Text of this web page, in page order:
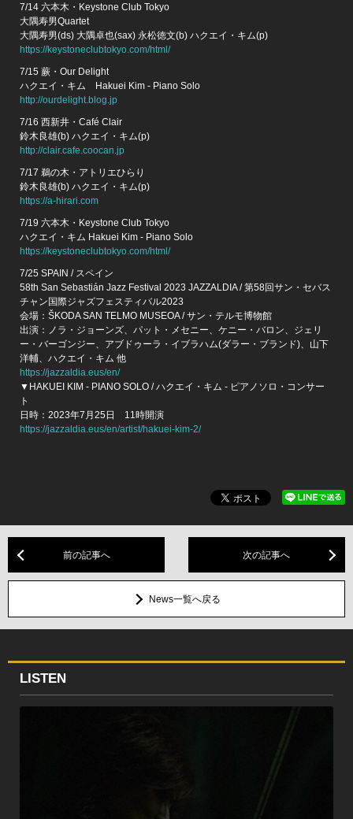
7/14 六本木・Keystone Club Tokyo
大隅寿男Quartet
大隅寿男(ds) 大隅卓也(sax) 永松徳文(b) ハクエイ・キム(p)
https://keystoneclubtokyo.com/html/
7/15 蕨・Our Delight
ハクエイ・キム Hakuei Kim - Piano Solo
http://ourdelight.blog.jp
7/16 西新井・Café Clair
鈴木良雄(b) ハクエイ・キム(p)
http://clair.cafe.coocan.jp
7/17 鵜の木・アトリエひらり
鈴木良雄(b) ハクエイ・キム(p)
https://a-hirari.com
7/19 六本木・Keystone Club Tokyo
ハクエイ・キム Hakuei Kim - Piano Solo
https://keystoneclubtokyo.com/html/
7/25 SPAIN / スペイン
58th San Sebastián Jazz Festival 2023 JAZZALDIA / 第58回サン・セバス
チャン国際ジャズフェスティバル2023
会場：ŠKODA SAN TELMO MUSEOA / サン・テルモ博物館
出演：ノラ・ジョーンズ、パット・メセニー、ケニー・バロン、ジェリ
ー・バーゴンジー、アブドゥーラ・イブラハム(ダラー・ブランド)、山下
洋輔、ハクエイ・キム 他
https://jazzaldia.eus/en/
▼HAKUEI KIM - PIANO SOLO / ハクエイ・キム - ピアノソロ・コンサー
ト
日時：2023年7月25日 11時開演
https://jazzaldia.eus/en/artist/hakuei-kim-2/
前の記事へ 次の記事へ
News一覧へ戻る
LISTEN